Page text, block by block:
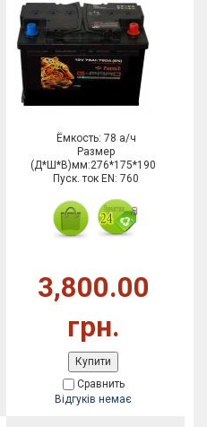
Ёмкость: 78 а/ч
Размер
(Д*Ш*В)мм:276*175*190
Пуск. ток EN: 760
3,800.00
грн.
Купити
Сравнить
Відгуків немає